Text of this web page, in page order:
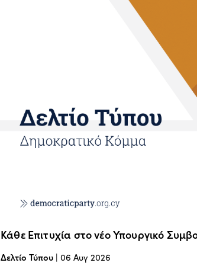
Κάθε Επιτυχία στο νέο Υπουργικό
Δελτίο Τύπου | 06 Αυγ 2026